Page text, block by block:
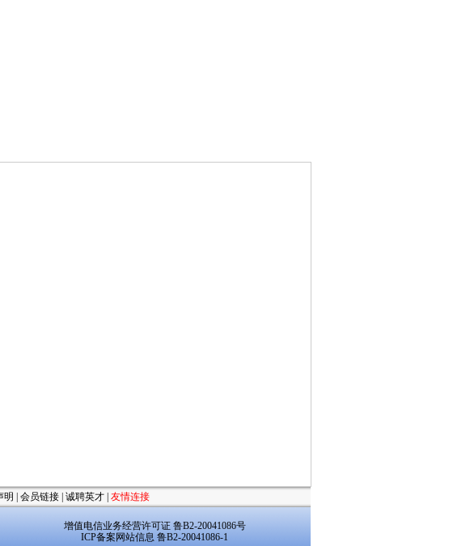
明 会员链接 诚聘英才 友情连接
增值电信业务经营许可证 鲁B2-20041086号
ICP备案网站信息 鲁B2-20041086-1